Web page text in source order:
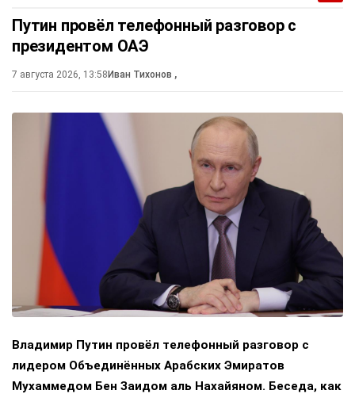
Путин провёл телефонный разговор с
президентом ОАЭ
7 августа 2026, 13:58 Иван Тихонов ,
Владимир Путин провёл телефонный разговор с
лидером Объединённых Арабских Эмиратов
Мухаммедом Бен Заидом аль Нахайяном. Беседа, как